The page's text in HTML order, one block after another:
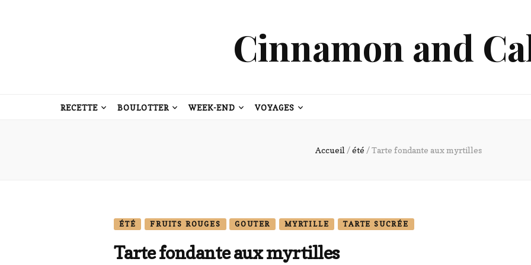
Cinnamon and
RECETTE BOULOTTER WEEK-END VOYAGES
Accueil / été / Tarte fondante aux myrtilles
ÉTÉ FRUITS ROUGES GOUTER MYRTILLE TARTE SUCRÉE
Tarte fondante aux myrtilles